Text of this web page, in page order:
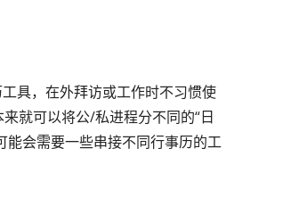
具，在外拜访或工作时不习惯使
就可以将公/私进程分不同的“日
能会需要一些串接不同行事历的工